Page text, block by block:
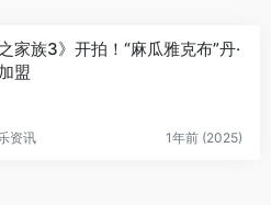
之家族3》开拍！“麻瓜雅克布”丹·
盟
资讯 1年前 (2025)